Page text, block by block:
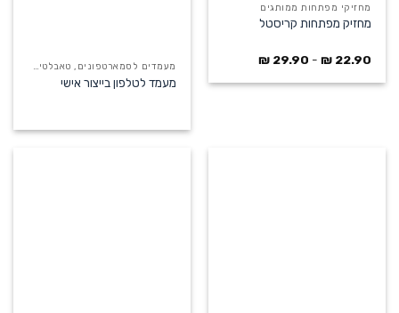
מחזיקי מפתחות ממותגים
מחזיק מפתחות קריסטל
22.90
₪
-
29.90
₪ מעמדים לסמארטפונים, טאבלטים ומחשבים ניידים
מעמד לטלפון בייצור אישי